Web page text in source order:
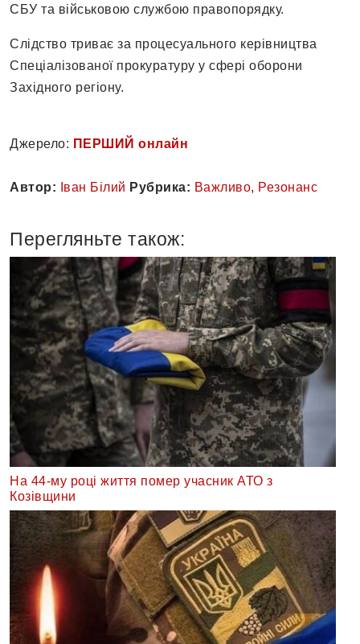
СБУ та військовою службою правопорядку.
Слідство триває за процесуального керівництва
Спеціалізованої прокуратуру у сфері оборони
Західного регіону.
Джерело: ПЕРШИЙ онлайн
Автор: Іван Білий Рубрика: Важливо, Резонанс
Перегляньте також:
На 44-му році життя помер учасник АТО з
Козівщини